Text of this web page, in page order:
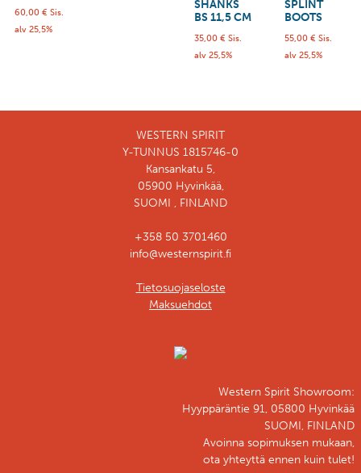
60,00 € Sis.
alv 25,5%
SHANKS
BS 11,5 CM
35,00€ Sis.
alv 25,5%
SPLINT
BOOTS
55,00 € Sis.
alv 25,5%
WESTERN SPIRIT
Y-TUNNUS 1815746-0
Kansankatu 5,
05900 Hyvinkää,
SUOMI , FINLAND
+358 50 3701460
info@westernspirit.fi
Tietosuojaseloste
Maksuehdot
Western Spirit Showroom:
Hyyppäräntie 91, 05800 Hyvinkää
SUOMI, FINLAND
Avoinna sopimuksen mukaan,
ota yhteyttä ennen kuin tulet!